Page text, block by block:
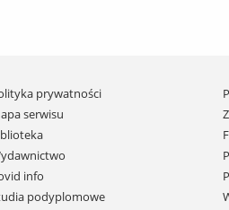
prywatności
serwisu
info
podyplomowe